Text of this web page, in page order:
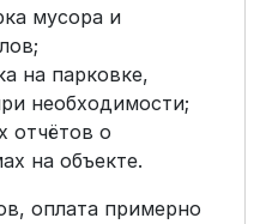
мусора и
на парковке,
необходимости;
отчётов о
на объекте.
оплата примерно